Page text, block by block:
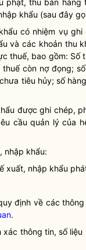
phạt, thu bán
khẩu (sau đây
có nhiệm vụ
và các khoản thu
thuế, bao gồm: Số
còn nợ đọng;
tiêu hủy; số
được ghi chép,
cầu quản lý của
nhập khẩu:
xuất, nhập khẩu
định về các thông
.
xác thông tin, số liệu